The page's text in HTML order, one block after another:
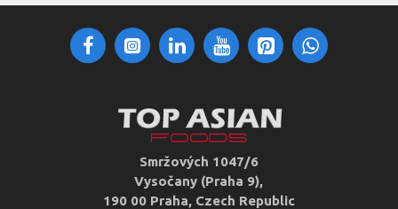
Smržových 1047/6
Vysočany (Praha 9),
190 00 Praha, Czech Republic